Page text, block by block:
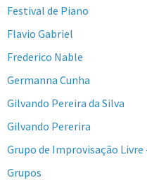
Festival de Piano
Flavio Gabriel
Frederico Nable
Germanna Cunha
Gilvando Pereira da Silva
Gilvando Pererira
Grupo de Improvisação Livre
Grupos